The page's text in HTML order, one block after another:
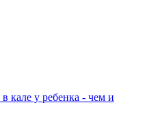
кале у ребенка - чем и